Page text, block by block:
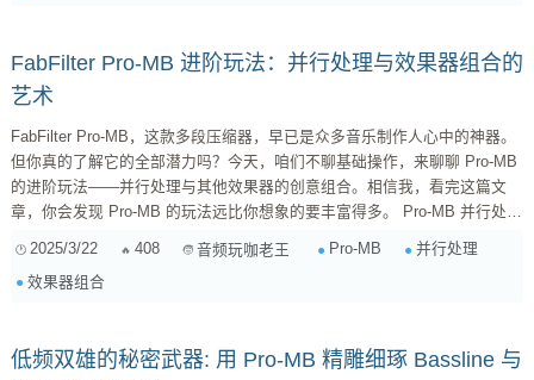
FabFilter Pro-MB 进阶玩法：并行处理与效果器组合的
艺术
FabFilter Pro-MB，这款多段压缩器，早已是众多音乐制作人心中的神器。
但你真的了解它的全部潜力吗？今天，咱们不聊基础操作，来聊聊 Pro-MB
的进阶玩法——并行处理与其他效果器的创意组合。相信我，看完这篇文
章，你会发现 Pro-MB 的玩法远比你想象的要丰富得多。 Pro-MB 并行处理
行处理，然后将处理后的信号与原始信号混合。这种处理方式的好处在于，
既能保留原始信号的动态和自然感，又能增加处理后的信号的特性。Pro-
2025/3/22 408 音频玩咖老王 Pro-MB
并行处理
效果器组合
低频双雄的秘密武器: 用 Pro-MB 精雕细琢 Bassline 与